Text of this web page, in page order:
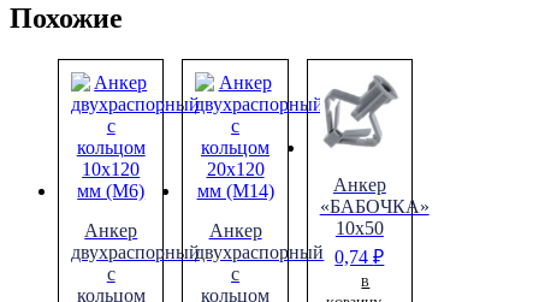
Похожие
Анкер
двухраспорный
с
кольцом
Анкер
двухраспорный
с
кольцом
Анкер
«БАБОЧКА»
10х50
0,74₽
В